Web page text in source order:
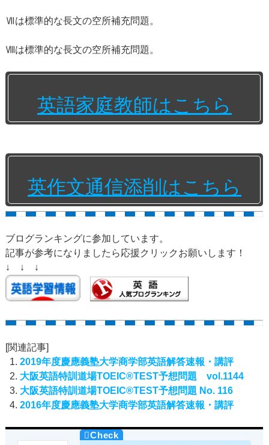
Ⅶは標準的な長文の空所補充問題。
Ⅷは標準的な長文の空所補充問題。
英語家庭教師はこちら
英作文通信添削はこちら
ブログランキングに参加しています。
記事が参考になりましたら応援クリックお願いします！
↓ ↓ ↓
[関連記事]
2019年度慶應義塾大学商学部英語解答速報・講評
大阪英語特訓道場TOEIC®TEST予想問題 vol.1144
大阪英語特訓道場TOEIC®TEST予想問題 No. 116
2016年度慶應義塾大学商学部英語解答速報・講評